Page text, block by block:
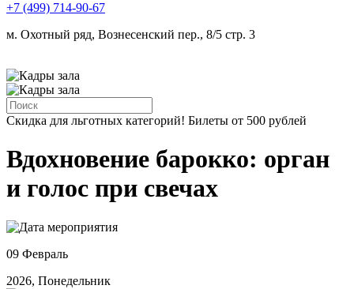
+7 (499) 714-90-67
м. Охотный ряд, Вознесенский пер., 8/5 стр. 3
Скидка для льготных категорий! Билеты от 500 рублей
Вдохновение барокко: орган
и голос при свечах
09 Февраль
2026, Понедельник